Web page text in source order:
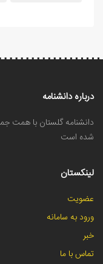
درباره دانشنامه
دانشنامه گلستان با همت
شده است
لینکستان
عضویت
ورود به سامانه
خبر
تماس با ما